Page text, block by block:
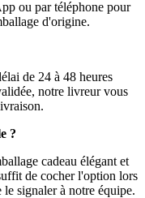
ou par téléphone pour
d'origine.
de 24 à 48 heures
notre livreur vous
?
cadeau élégant et
de cocher l'option lors
signaler à notre équipe.